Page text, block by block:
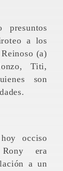
a los
(a)
Titi,
son
era
a un